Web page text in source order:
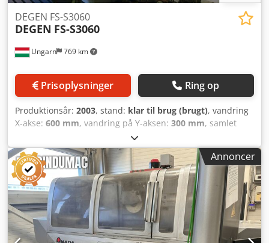
Ungarn 769 km
DEGEN FS-S3060
DEGEN FS-S3060
Prisoplysninger Ring op
Produktionsår: 2003, stand: klar til brug (brugt), vandring
X-akse: 600 mm, vandring på Y-aksen: 300 mm, samlet
, bordbelastning:
Planslibemaskine fra 2003. Denne DEGEN FS-S3060 har en
X-akse vandring på 600 mm og en Y-akse vandring på 300
mm. Maskinen har en bordstørrelse på 600 × 300 mm og
en maksimal bæreevne på 300 kg. Hvis du søger en
højtydende slibemaskine, bør du overveje denne DEGEN
FS-S3060, som vi tilbyder til salg. Kontakt os for yderligere
oplysninger. • Bordstørrelse: 600 × 300 mm Crjdpfxey I U
Hbo Ad Ijf
Annoncer